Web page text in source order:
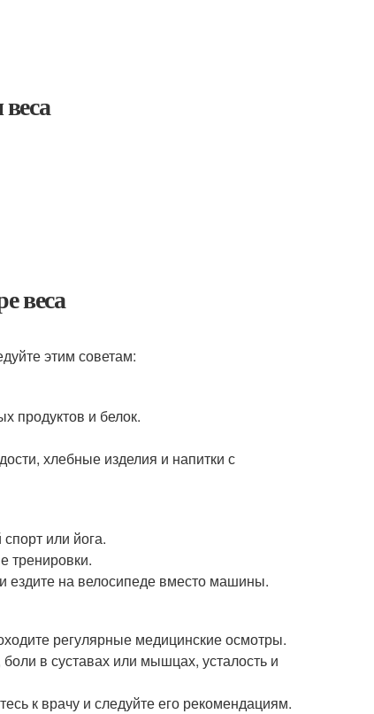
веса
этим советам:
продуктов и белок.
хлебные изделия и напитки с
или йога.
тренировки.
ездите на велосипеде вместо машины.
регулярные медицинские осмотры.
в суставах или мышцах, усталость и
к врачу и следуйте его рекомендациям.